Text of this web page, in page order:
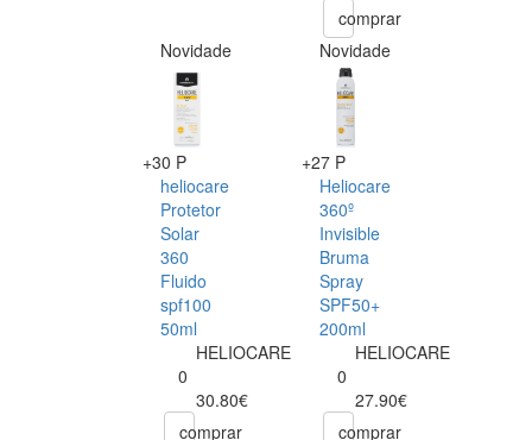
comprar
Novidade
+30 P
heliocare
Protetor
Solar
360
Fluido
spf100
50ml
HELIOCARE
0
30.80€
comprar
Novidade
+27 P
Heliocare
360º
Invisible
Bruma
Spray
SPF50+
200ml
HELIOCARE
0
27.90€
comprar